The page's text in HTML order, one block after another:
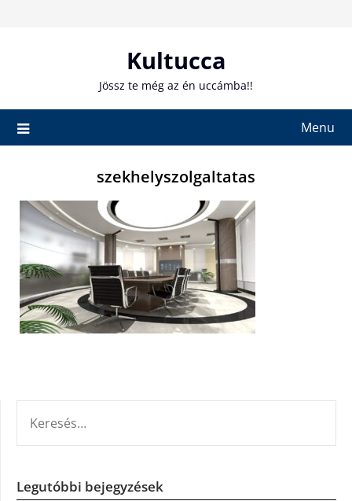
Kultucca
Jössz te még az én uccámba!!
Menu
szekhelyszolgaltatas
Legutóbbi bejegyzések